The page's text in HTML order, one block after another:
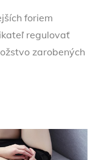
foriem
regulovať
zarobených